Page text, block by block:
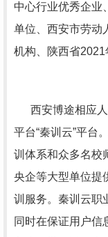
中心行业优秀企业
单位、西安市劳动
机构、陕西省2021
西安博途相应
平台“秦训云”平台
训体系和众多名校
央企等大型单位提
训服务。秦训云职
同时在保证用户信